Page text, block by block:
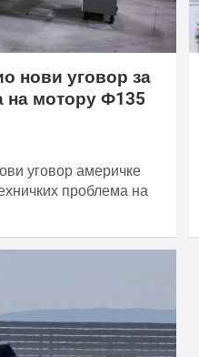
нови уговор за
мотору Ф135
уговор америчке
проблема на